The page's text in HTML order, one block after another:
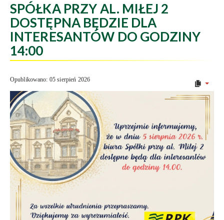
SPÓŁKA PRZY AL. MIŁEJ 2
DOSTĘPNA BĘDZIE DLA
INTERESANTÓW DO GODZINY
14:00
Opublikowano: 05 sierpień 2026